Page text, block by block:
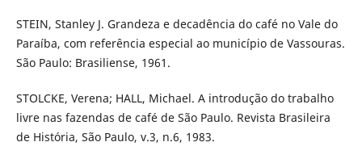
STEIN, Stanley J. Grandeza e decadência do café no Vale do
Paraíba, com referência especial ao município de Vassouras.
São Paulo: Brasiliense, 1961.
STOLCKE, Verena; HALL, Michael. A introdução do trabalho
livre nas fazendas de café de São Paulo. Revista Brasileira
de História, São Paulo, v.3, n.6, 1983.